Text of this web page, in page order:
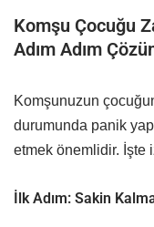
Komşu Çocuğu
Adım Adım
Komşunuzun
durumunda panik
etmek önemlidir. İşte
İlk Adım: Sakin